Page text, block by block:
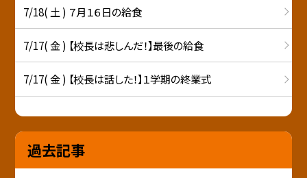
7/18( 土 ) ７月１６日の給食
7/17( 金 ) 【校長は悲しんだ！】最後の給食
7/17( 金 ) 【校長は話した！】１学期の終業式
過去記事